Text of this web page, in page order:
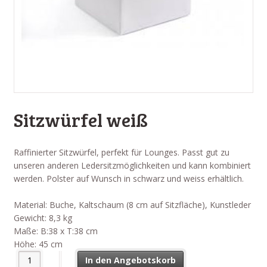
Sitzwürfel weiß
Raffinierter Sitzwürfel, perfekt für Lounges. Passt gut zu
unseren anderen Ledersitzmöglichkeiten und kann kombiniert
werden. Polster auf Wunsch in schwarz und weiss erhältlich.
Material: Buche, Kaltschaum (8 cm auf Sitzfläche), Kunstleder
Gewicht: 8,3 kg
Maße: B:38 x T:38 cm
Höhe: 45 cm
Sitzwürfel weiß MengeIn den Angebotskorb